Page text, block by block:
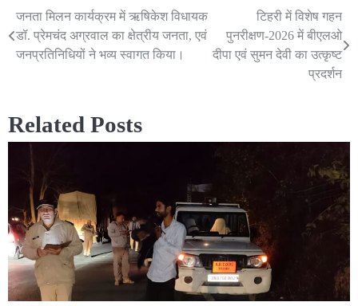
Post
navigation
जनता मिलन कार्यक्रम में ऋषिकेश विधायक
डॉ. प्रेमचंद अग्रवाल का क्षेत्रीय जनता, एवं
जनप्रतिनिधियों ने भव्य स्वागत किया।
टिहरी में विशेष गहन
पुनरीक्षण-2026 में बीएलओ
दीपा एवं सुमन देवी का उत्कृष्ट
प्रदर्शन
Related Posts